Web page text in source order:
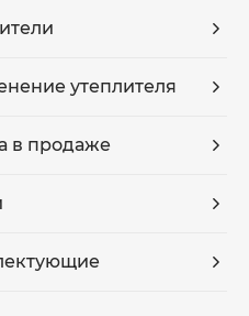
утеплителя
в продаже